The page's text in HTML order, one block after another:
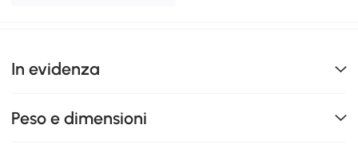
In evidenza
Peso e dimensioni